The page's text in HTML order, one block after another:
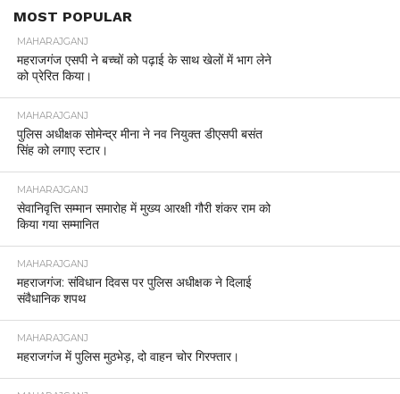
MOST POPULAR
MAHARAJGANJ
महराजगंज एसपी ने बच्चों को पढ़ाई के साथ खेलों में भाग लेने
को प्रेरित किया।
MAHARAJGANJ
पुलिस अधीक्षक सोमेन्द्र मीना ने नव नियुक्त डीएसपी बसंत
सिंह को लगाए स्टार।
MAHARAJGANJ
सेवानिवृत्ति सम्मान समारोह में मुख्य आरक्षी गौरी शंकर राम को
किया गया सम्मानित
MAHARAJGANJ
महराजगंज: संविधान दिवस पर पुलिस अधीक्षक ने दिलाई
संवैधानिक शपथ
MAHARAJGANJ
महराजगंज में पुलिस मुठभेड़, दो वाहन चोर गिरफ्तार।